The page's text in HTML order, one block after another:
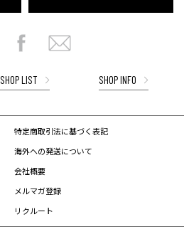
SHOP LIST SHOP INFO
特定商取引法に基づく表記
海外への発送について
会社概要
メルマガ登録
リクルート